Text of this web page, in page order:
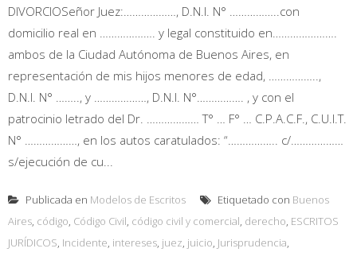
DIVORCIOSeñor Juez:………………, D.N.I. N° ……………..con
domicilio real en ………………. y legal constituido en………………….
ambos de la Ciudad Autónoma de Buenos Aires, en
representación de mis hijos menores de edad, ……………..,
D.N.I. N° …….., y ………………, D.N.I. N°……………. , y con el
patrocinio letrado del Dr. ……………… T° … F° … C.P.A.C.F., C.U.I.T.
N° ………………, en los autos caratulados: “…………….. c/………………
s/ejecución de cu...
Publicada en Modelos de Escritos Etiquetado con Buenos
Aires, código, Código Civil, código civil y comercial, derecho, ESCRITOS
JURÍDICOS, Incidente, intereses, juez, juicio, Jurisprudencia,